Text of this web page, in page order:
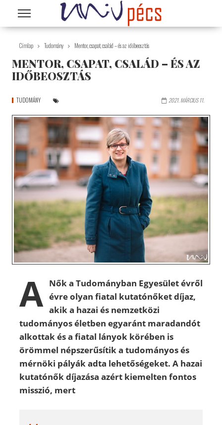
Ugrás a tartalomra
Címlap Tudomány Mentor, csapat, család – és az időbeosztás
MENTOR, CSAPAT, CSALÁD – ÉS AZ
IDŐBEOSZTÁS
TUDOMÁNY 2021. MÁRCIUS 11.
A Nők a Tudományban Egyesület évről
évre olyan fiatal kutatónőket díjaz,
akik a hazai és nemzetközi
tudományos életben egyaránt maradandót
alkottak és a fiatal lányok körében is
örömmel népszerűsítik a tudományos és
mérnöki pályák adta lehetőségeket. A hazai
kutatónők díjazása azért kiemelten fontos
misszió, mert